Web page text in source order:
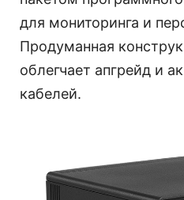
для мониторинга и
Продуманная
облегчает апгрейд и
кабелей.